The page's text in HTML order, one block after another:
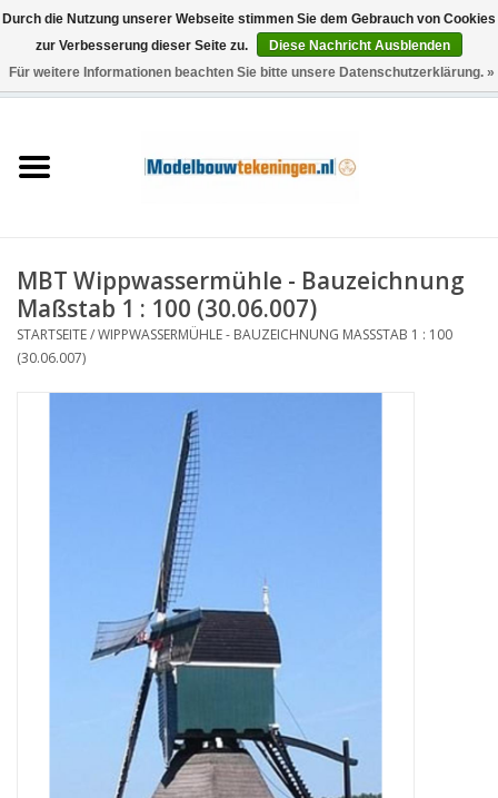
0 Artikel - €0,00
Schiffe
Holzbau
Landschaft
Neue Zeichnungen
NEUE ZEITSCHRIFTEN
ABONNEMENT DER
MODELLBAUER
MBT Wippwassermühle - Bauzeichnung
Maßstab 1 : 100 (30.06.007)
STARTSEITE/WIPPWASSERMÜHLE - BAUZEICHNUNG MASSSTAB 1 : 100 (
30.06.007)
Durch die Nutzung unserer Webseite stimmen Sie dem Gebrauch von Cookies
zur Verbesserung dieser Seite zu.
Diese Nachricht Ausblenden
Für weitere Informationen beachten Sie bitte unsere Datenschutzerklärung. »